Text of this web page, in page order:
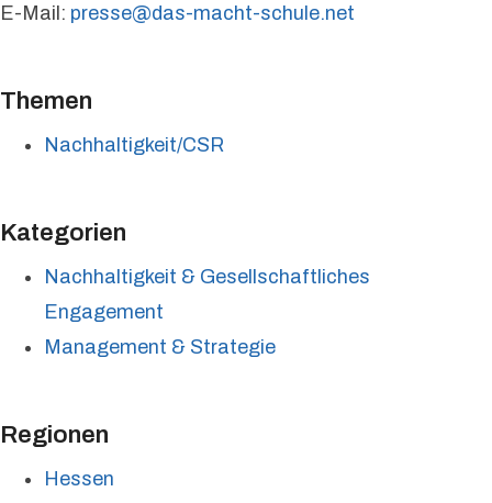
E-Mail: presse@das-macht-schule.net
Themen
Nachhaltigkeit/CSR
Kategorien
Nachhaltigkeit & Gesellschaftliches
Engagement
Management & Strategie
Regionen
Hessen